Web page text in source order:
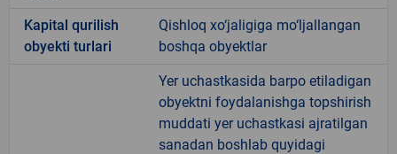
Kapital qurilish
obyekti turlari
Qishloq xo‘jaligiga mo‘ljallangan
boshqa obyektlar
Yer uchastkasida barpo etiladigan
obyektni foydalanishga topshirish
muddati yer uchastkasi ajratilgan
sanadan boshlab quyidagi